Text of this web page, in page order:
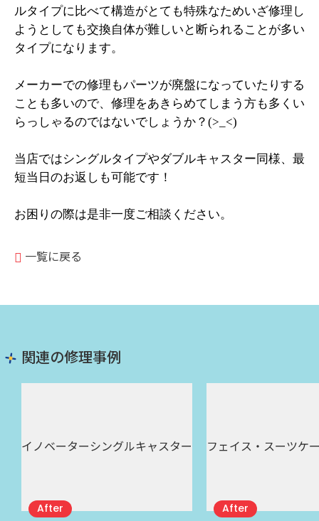
ルタイプに比べて構造がとても特殊なためいざ修理し
ようとしても交換自体が難しいと断られることが多い
タイプになります。
メーカーでの修理もパーツが廃盤になっていたりする
ことも多いので、修理をあきらめてしまう方も多くい
らっしゃるのではないでしょうか？(>_<)
当店ではシングルタイプやダブルキャスター同様、最
短当日のお返しも可能です！
お困りの際は是非一度ご相談ください。
一覧に戻る
関連の修理事例